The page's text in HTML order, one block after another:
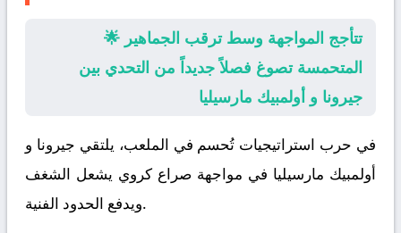
🌟 تتأجج المواجهة وسط ترقب الجماهير
المتحمسة تصوغ فصلاً جديداً من التحدي بين
جيرونا و أولمبيك مارسيليا
في حرب استراتيجيات تُحسم في الملعب، يلتقي جيرونا و
أولمبيك مارسيليا في مواجهة صراع كروي يشعل الشغف
ويدفع الحدود الفنية.